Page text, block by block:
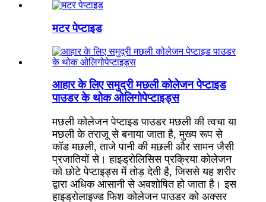
मटर पेप्टाइड
आहार के लिए समुद्री मछली कोलेजन पेप्टाइड
पाउडर के थोक ओलिगोपेप्टाइड्स
मछली कोलेजन पेप्टाइड पाउडर मछली की त्वचा या
मछली के तराजू से बनाया जाता है, मुख्य रूप से
कॉड मछली, ताजे पानी की मछली और सामन जैसी
प्रजातियों से। हाइड्रोलिसिस प्रक्रिया कोलेजन
को छोटे पेप्टाइड्स में तोड़ देती है, जिससे यह शरीर
द्वारा अधिक आसानी से अवशोषित हो जाता है। इस
हाइड्रोलाइज्ड फिश कोलेजन पाउडर को अक्सर